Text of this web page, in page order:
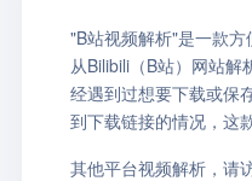
"B站视频解析"是一款
从Bilibili（B站）网站解
经遇到过想要下载或保
到下载链接的情况，这
其他平台视频解析，请